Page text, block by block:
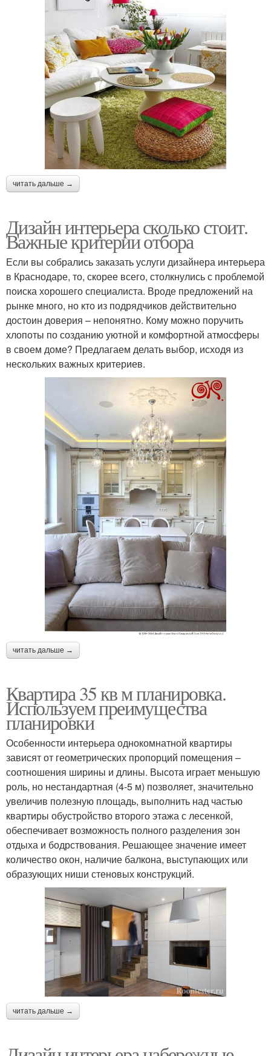
читать дальше →
Дизайн интерьера сколько стоит.
Важные критерии отбора
Если вы собрались заказать услуги дизайнера интерьера
в Краснодаре, то, скорее всего, столкнулись с проблемой
поиска хорошего специалиста. Вроде предложений на
рынке много, но кто из подрядчиков действительно
достоин доверия – непонятно. Кому можно поручить
хлопоты по созданию уютной и комфортной атмосферы
в своем доме? Предлагаем делать выбор, исходя из
нескольких важных критериев.
читать дальше →
Квартира 35 кв м планировка.
Используем преимущества
планировки
Особенности интерьера однокомнатной квартиры
зависят от геометрических пропорций помещения –
соотношения ширины и длины. Высота играет меньшую
роль, но нестандартная (4-5 м) позволяет, значительно
увеличив полезную площадь, выполнить над частью
квартиры обустройство второго этажа с лесенкой,
обеспечивает возможность полного разделения зон
отдыха и бодрствования. Решающее значение имеет
количество окон, наличие балкона, выступающих или
образующих ниши стеновых конструкций.
читать дальше →